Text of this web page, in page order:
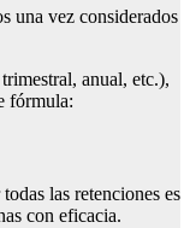
una vez considerados
anual, etc.),
fórmula:
las retenciones es
con eficacia.